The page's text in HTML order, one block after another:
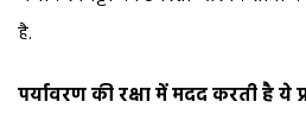
है.
पर्यावरण की रक्षा में मदद करती है ये